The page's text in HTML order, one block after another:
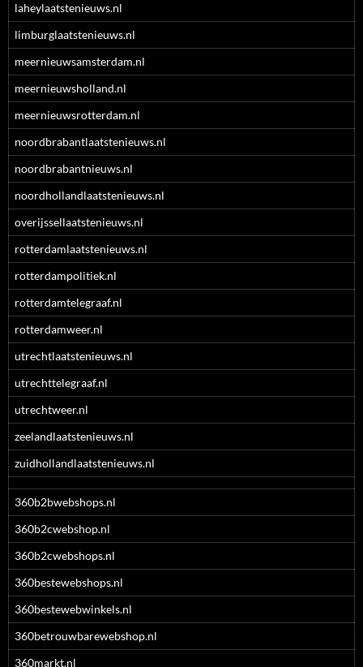
laheylaatstenieuws.nl
limburglaatstenieuws.nl
meernieuwsamsterdam.nl
meernieuwsholland.nl
meernieuwsrotterdam.nl
noordbrabantlaatstenieuws.nl
noordbrabantnieuws.nl
noordhollandlaatstenieuws.nl
overijssellaatstenieuws.nl
rotterdamlaatstenieuws.nl
rotterdampolitiek.nl
rotterdamtelegraaf.nl
rotterdamweer.nl
utrechtlaatstenieuws.nl
utrechttelegraaf.nl
utrechtweer.nl
zeelandlaatstenieuws.nl
zuidhollandlaatstenieuws.nl
360b2bwebshops.nl
360b2cwebshop.nl
360b2cwebshops.nl
360bestewebshops.nl
360bestewebwinkels.nl
360betrouwbarewebshop.nl
360markt.nl